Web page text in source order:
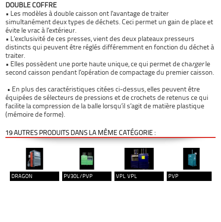
DOUBLE COFFRE
• Les modèles à double caisson ont l’avantage de traiter
simultanément deux types de déchets. Ceci permet un gain de place et
évite le vrac à l’extérieur.
• L’exclusivité de ces presses, vient des deux plateaux presseurs
distincts qui peuvent être réglés différemment en fonction du déchet à
traiter.
• Elles possèdent une porte haute unique, ce qui permet de chargerle
second caisson pendant l’opération de compactage du premier caisson.
• En plus des caractéristiques citées ci-dessus, elles peuvent être
équipées de sélecteurs de pressions et de crochets de retenus ce qui
facilite la compression de la balle lorsqu’il s’agit de matière plastique
(mémoire de forme).
19 AUTRES PRODUITS DANS LA MÊME CATÉGORIE :
DRAGON PV30L/PVP VPL VPL PVP